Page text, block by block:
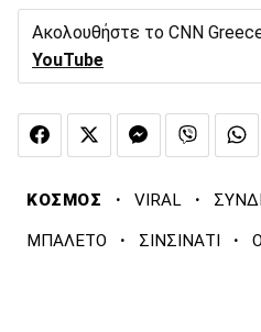
Ακολουθήστε το CNN
YouTube
ΚΟΣΜΟΣ · VIRAL ·
ΜΠΑΛΕΤΟ · ΣΙΝΣΙΝΑΤΙ ·